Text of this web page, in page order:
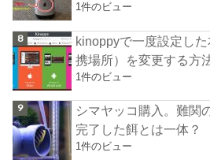
1件のビュー
kinoppyで一度設定し
携場所）を変更する方
1件のビュー
シマヤッコ購入。難関
完了した餌とは一体？
1件のビュー